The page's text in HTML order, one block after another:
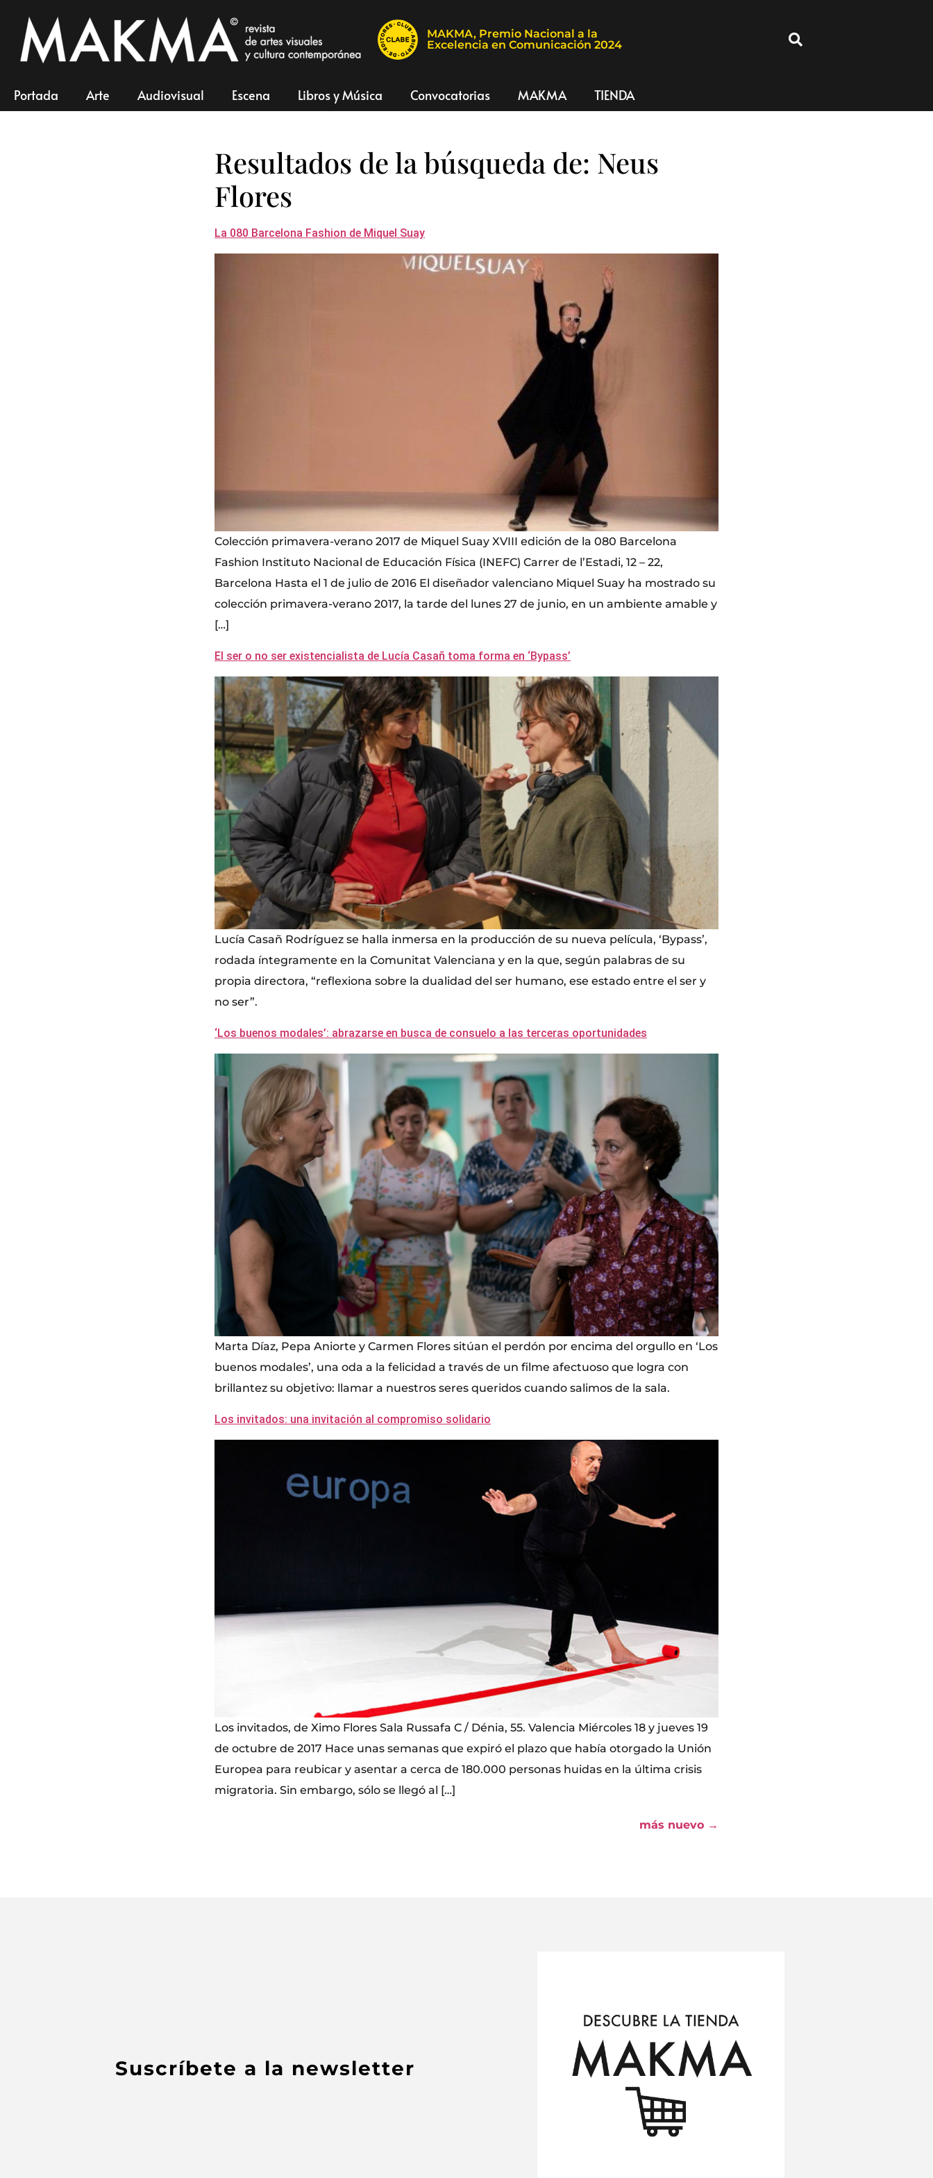
MAKMA, Premio Nacional a la
Excelencia en Comunicación 2024
Portada Arte Audiovisual Escena Libros y Música Convocatorias MAKMA TIENDA
Resultados de la búsqueda de: Neus
Flores
La 080 Barcelona Fashion de Miquel Suay
Colección primavera-verano 2017 de Miquel Suay XVIII edición de la 080 Barcelona
Fashion Instituto Nacional de Educación Física (INEFC) Carrer de l’Estadi, 12 – 22,
Barcelona Hasta el 1 de julio de 2016 El diseñador valenciano Miquel Suay ha mostrado su
colección primavera-verano 2017, la tarde del lunes 27 de junio, en un ambiente amable y
[…]
El ser o no ser existencialista de Lucía Casañ toma forma en ‘Bypass’
Lucía Casañ Rodríguez se halla inmersa en la producción de su nueva película, ‘Bypass’,
rodada íntegramente en la Comunitat Valenciana y en la que, según palabras de su
propia directora, “reflexiona sobre la dualidad del ser humano, ese estado entre el ser y
no ser”.
‘Los buenos modales’: abrazarse en busca de consuelo a las terceras oportunidades
Marta Díaz, Pepa Aniorte y Carmen Flores sitúan el perdón por encima del orgullo en ‘Los
buenos modales’, una oda a la felicidad a través de un filme afectuoso que logra con
brillantez su objetivo: llamar a nuestros seres queridos cuando salimos de la sala.
Los invitados: una invitación al compromiso solidario
Los invitados, de Ximo Flores Sala Russafa C / Dénia, 55. Valencia Miércoles 18 y jueves 19
de octubre de 2017 Hace unas semanas que expiró el plazo que había otorgado la Unión
Europea para reubicar y asentar a cerca de 180.000 personas huidas en la última crisis
migratoria. Sin embargo, sólo se llegó al […]
más nuevo →
Suscríbete a la newsletter